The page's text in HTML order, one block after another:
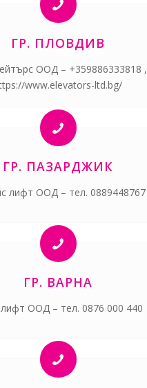
ГР. ПЛОВДИВ
ООД – +359886333818 ,
www.elevators-ltd.bg/
ГР. ПАЗАРДЖИК
лифт ООД – тел. 0889448767
ГР. ВАРНА
ООД – тел. 0876 000 440